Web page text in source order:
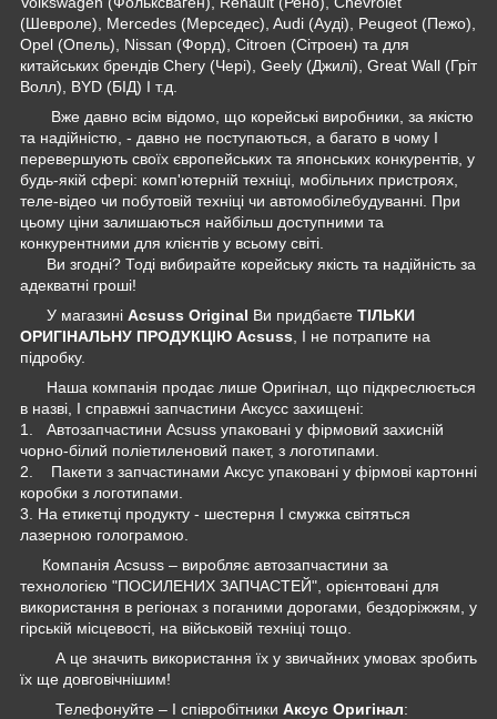
(Шевроле), Mercedes (Мерседес), Audi (Ауді), Peugeot (Пежо),
Opel (Опель), Nissan (Форд), Citroen (Сітроен) та для
китайських брендів Chery (Чері), Geely (Джилі), Great Wall (Гріт
Волл), BYD (БІД) І т.д.
Вже давно всім відомо, що корейські виробники, за якістю
та надійністю, - давно не поступаються, а багато в чому І
перевершують своїх європейських та японських конкурентів, у
будь-якій сфері: комп'ютерній техніці, мобільних пристроях,
теле-відео чи побутовій техніці чи автомобілебудуванні. При
цьому ціни залишаються найбільш доступними та
конкурентними для клієнтів у всьому світі.
Ви згодні? Тоді вибирайте корейську якість та надійність за
адекватні гроші!
У магазині Acsuss Original Ви придбаєте ТІЛЬКИ
ОРИГІНАЛЬНУ ПРОДУКЦІЮ Acsuss , І не потрапите на
підробку.
Наша компанія продає лише Оригінал, що підкреслюється
в назві, І справжні запчастини Аксусс захищені:
1. Автозапчастини Acsuss упаковані у фірмовий захисній
чорно-білий поліетиленовий пакет, з логотипами.
2. Пакети з запчастинами Аксус упаковані у фірмові картонні
коробки з логотипами.
3. На етикетці продукту - шестерня І смужка світяться
лазерною голограмою.
Компанія Acsuss – виробляє автозапчастини за
технологією "ПОСИЛЕНИХ ЗАПЧАСТЕЙ", орієнтовані для
використання в регіонах з поганими дорогами, бездоріжжям, у
гірській місцевості, на військовій техніці тощо.
А це значить використання їх у звичайних умовах зробить
їх ще довговічнішим!
Телефонуйте – І співробітники Аксус Оригінал: